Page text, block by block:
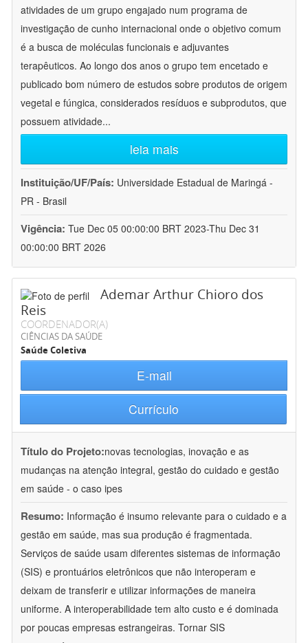
atividades de um grupo engajado num programa de
investigação de cunho internacional onde o objetivo comum
é a busca de moléculas funcionais e adjuvantes
terapêuticos. Ao longo dos anos o grupo tem encetado e
publicado bom número de estudos sobre produtos de origem
vegetal e fúngica, considerados resíduos e subprodutos, que
possuem atividade...
leia mais
Instituição/UF/País: Universidade Estadual de Maringá -
PR - Brasil
Vigência: Tue Dec 05 00:00:00 BRT 2023-Thu Dec 31
00:00:00 BRT 2026
Ademar Arthur Chioro dos
Reis
COORDENADOR(A)
CIÊNCIAS DA SAÚDE
Saúde Coletiva
E-mail
Currículo
Título do Projeto:novas tecnologias, inovação e as
mudanças na atenção integral, gestão do cuidado e gestão
em saúde - o caso ipes
Resumo: Informação é insumo relevante para o cuidado e a
gestão em saúde, mas sua produção é fragmentada.
Serviços de saúde usam diferentes sistemas de informação
(SIS) e prontuários eletrônicos que não interoperam e
deixam de transferir e utilizar informações de maneira
uniforme. A interoperabilidade tem alto custo e é dominada
por poucas empresas estrangeiras. Tornar SIS